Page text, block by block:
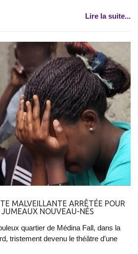
Lire la suite...
MALVEILLANTE ARRÊTÉE POUR
JUMEAUX NOUVEAU-NÉS
quartier de Médina Fall, dans la
tristement devenu le théâtre d’une